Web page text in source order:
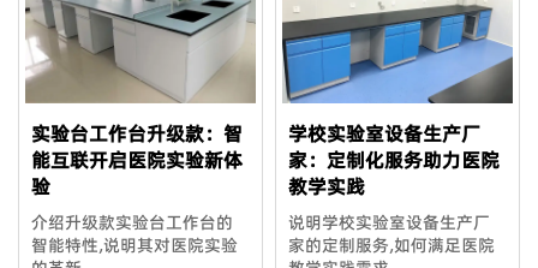
实验台工作台升级款：智
能互联开启医院实验新体
验
介绍升级款实验台工作台的
智能特性,说明其对医院实验
学校实验室设备生产厂
家：定制化服务助力医院
教学实践
说明学校实验室设备生产厂
家的定制服务,如何满足医院